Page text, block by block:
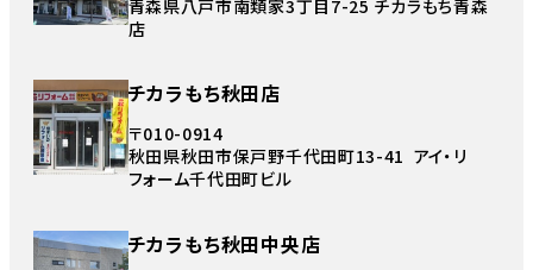
青森県八戸市南類家3丁目7-25 チカラもち青森
店
チカラもち秋田店
〒010-0914
秋田県秋田市保戸野千代田町13-41 アイ・リ
フォーム千代田町ビル
チカラもち秋田中央店